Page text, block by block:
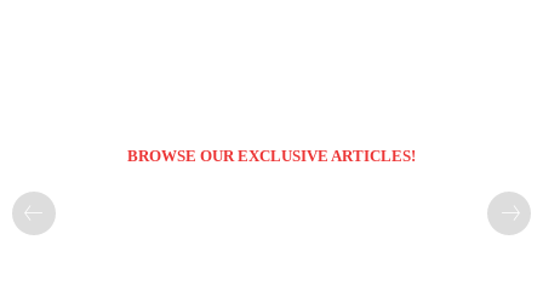
BROWSE OUR EXCLUSIVE ARTICLES!